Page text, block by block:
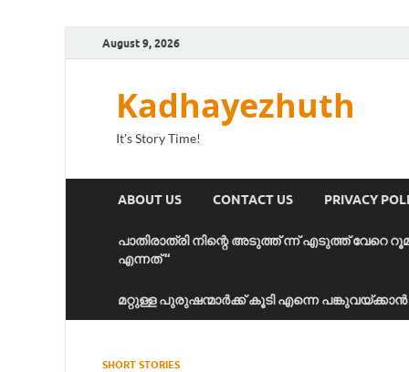
August 9, 2026
Kadhayezhuth
It's Story Time!
ABOUT US CONTACT US PRIVACY
പാതിരാത്രി നിന്റെ അടുത്ത് ന്ന് എടുത്ത് വേറെ
എന്നത് “
മറ്റുള്ള പുരുഷന്മാർക്ക് കൂടി എന്നെ
SHORT STORIES